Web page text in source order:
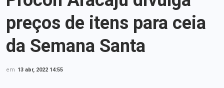
preços de itens para ceia
da Semana Santa
em 13 abr, 2022 14:55